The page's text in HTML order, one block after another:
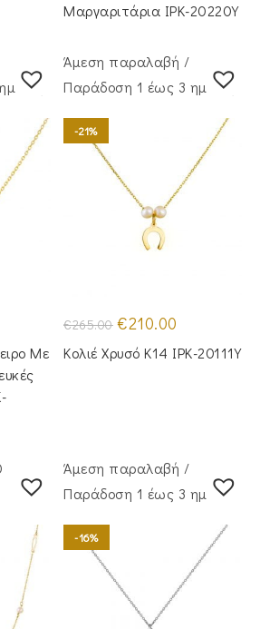
Μαργαριτάρια IPK-20220Y
Με
Άμεση παραλαβή /
Παράδoση 1 έως 3 ημέρες
-21%
€265.00 Original
price
was:
€265.00.
€210.00
τιμή
είναι:
Κολιέ Χρυσό Κ14 IPK-20111Y
Άμεση παραλαβή /
Παράδoση 1 έως 3 ημέρες
-16%